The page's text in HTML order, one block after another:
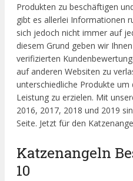
Produkten zu beschäftigen
gibt es allerlei Informationen
sich jedoch nicht immer auf
diesem Grund geben wir
verifizierten
auf anderen Websiten zu
unterschiedliche Produkte
Leistung zu erzielen. Mit
2016, 2017, 2018 und 2019
Seite. Jetzt für den
Katzenangeln
10